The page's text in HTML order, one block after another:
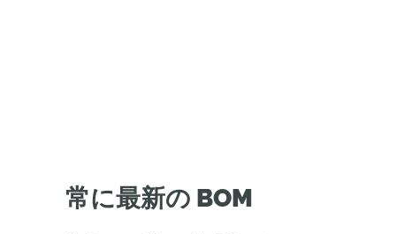
常に最新の BOM